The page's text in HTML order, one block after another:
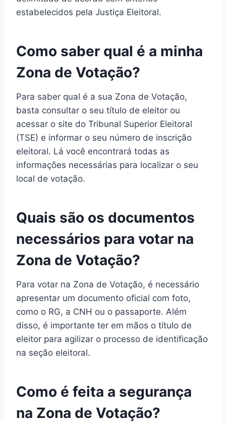
estabelecidos pela Justiça Eleitoral.
Como saber qual é a minha
Zona de Votação?
Para saber qual é a sua Zona de Votação,
basta consultar o seu título de eleitor ou
acessar o site do Tribunal Superior Eleitoral
(TSE) e informar o seu número de inscrição
eleitoral. Lá você encontrará todas as
informações necessárias para localizar o seu
local de votação.
Quais são os documentos
necessários para votar na
Zona de Votação?
Para votar na Zona de Votação, é necessário
apresentar um documento oficial com foto,
como o RG, a CNH ou o passaporte. Além
disso, é importante ter em mãos o título de
eleitor para agilizar o processo de identificação
na seção eleitoral.
Como é feita a segurança
na Zona de Votação?